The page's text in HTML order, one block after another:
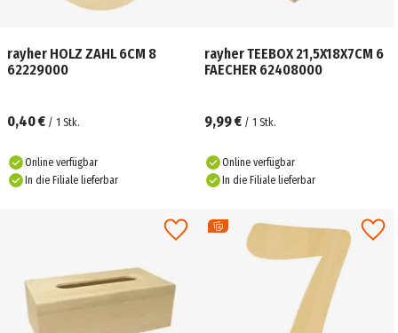
rayher HOLZ ZAHL 6CM 8
62229000
0,40 € / 1 Stk.
Online verfügbar
In die Filiale lieferbar
rayher TEEBOX 21,5X18X7CM 6
FAECHER 62408000
9,99 € / 1 Stk.
Online verfügbar
In die Filiale lieferbar